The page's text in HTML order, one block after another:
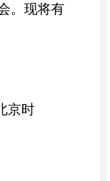
。现将有
京时